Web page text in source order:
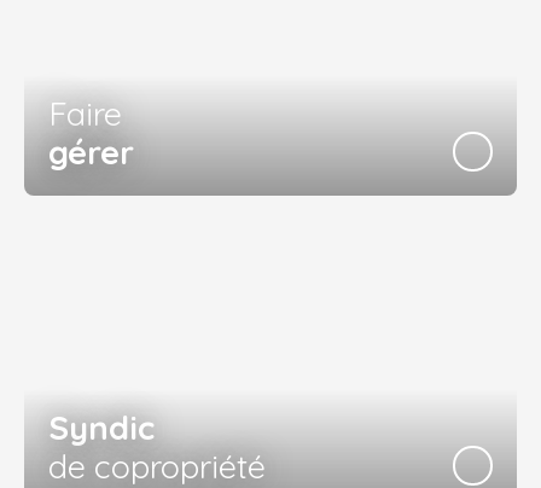
Faire
gérer
Syndic
de copropriété